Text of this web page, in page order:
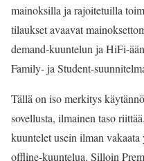
mainoksilla ja rajoitetuilla
tilaukset avaavat
demand-kuuntelun ja HiFi-
Family- ja Student-
Tällä on iso merkitys
sovellusta, ilmainen taso
kuuntelet usein ilman vakaata
offline-kuuntelua. Silloin